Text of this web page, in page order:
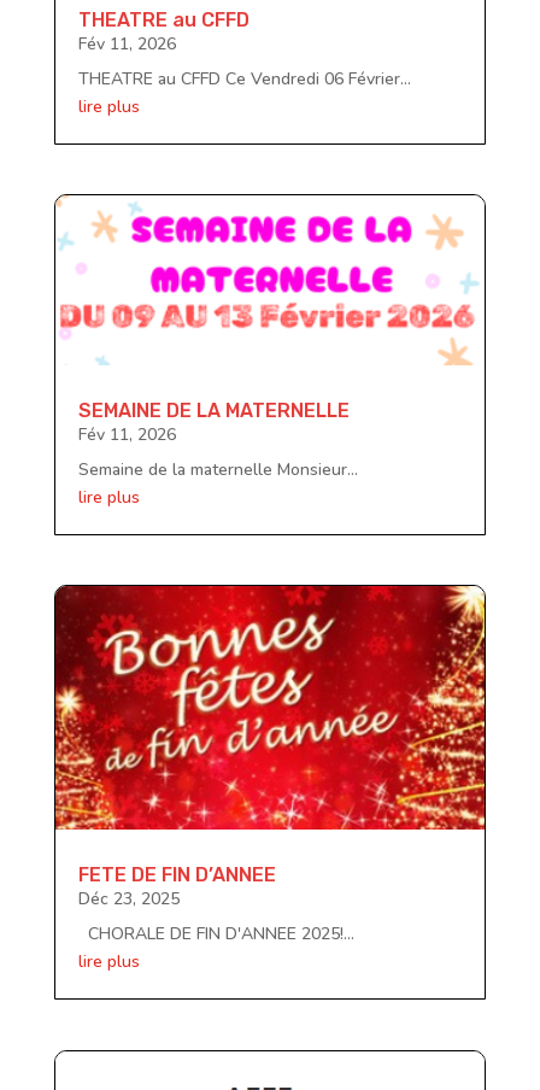
THEATRE au CFFD
Fév 11, 2026
THEATRE au CFFD Ce Vendredi 06 Février...
lire plus
SEMAINE DE LA MATERNELLE
Fév 11, 2026
Semaine de la maternelle Monsieur...
lire plus
FETE DE FIN D’ANNEE
Déc 23, 2025
CHORALE DE FIN D'ANNEE 2025!...
lire plus